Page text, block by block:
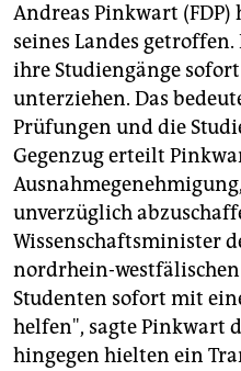
Andreas Pinkwart
seines Landes
ihre Studiengänge
unterziehen. Das
Prüfungen und die
Gegenzug erteilt
unverzüglich
Wissenschaftsminister
nordrhein-
Studenten sofort mit
helfen", sagte Pinkwart
hingegen hielten ein